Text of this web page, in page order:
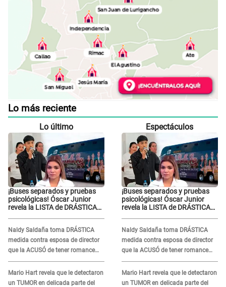
Lo más reciente
Lo último
¡Buses separados y pruebas
psicológicas! Óscar Junior
revela la LISTA de DRÁSTICAS
Naldy Saldaña
Naldy Saldaña toma DRÁSTICA
medida contra esposa de director
que la ACUSÓ de tener romance
con él: "Muy triste..."
Mario Hart revela que le detectaron
un TUMOR en delicada parte del
Espectáculos
¡Buses separados y pruebas
psicológicas! Óscar Junior
revela la LISTA de DRÁSTICAS
Naldy Saldaña
Naldy Saldaña toma DRÁSTICA
medida contra esposa de director
que la ACUSÓ de tener romance
con él: "Muy triste..."
Mario Hart revela que le detectaron
un TUMOR en delicada parte del